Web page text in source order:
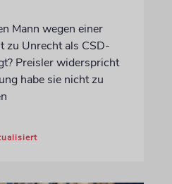
Mann wegen einer
zu Unrecht als CSD-
Preisler widerspricht
habe sie nicht zu